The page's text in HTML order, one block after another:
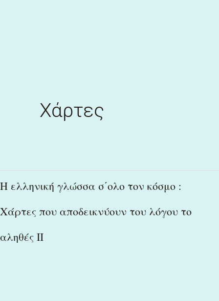
Χάρτες
Η ελληνική γλώσσα σ΄ολο τον κόσμο :
Χάρτες που αποδεικνύουν του λόγου το
αληθές ΙΙ
Η
γλώσσα
σ΄ολο